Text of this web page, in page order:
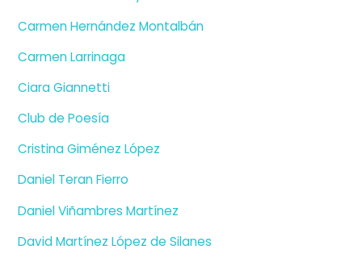
Carmen Hernández Montalbán
Carmen Larrinaga
Ciara Giannetti
Club de Poesía
Cristina Giménez López
Daniel Teran Fierro
Daniel Viñambres Martínez
David Martínez López de Silanes